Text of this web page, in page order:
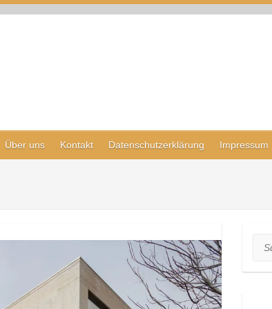
Über uns Kontakt Datenschutzerklärung Impressum